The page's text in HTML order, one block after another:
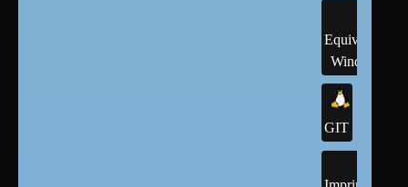
Equivalents
Windows
GIT